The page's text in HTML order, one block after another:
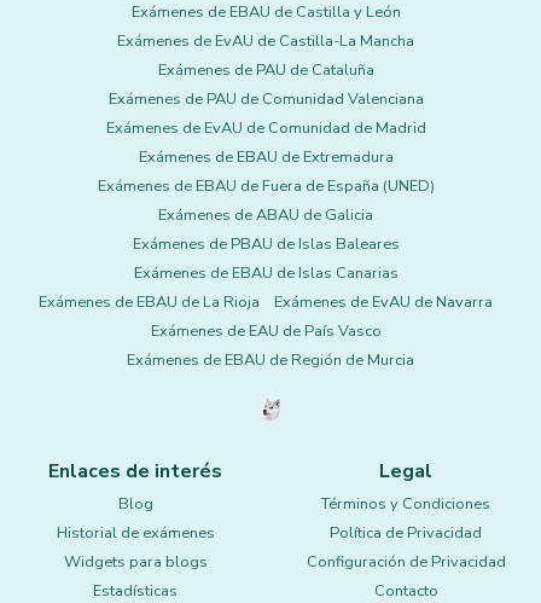
Exámenes de EBAU de Castilla y León
Exámenes de EvAU de Castilla-La Mancha
Exámenes de PAU de Cataluña
Exámenes de PAU de Comunidad Valenciana
Exámenes de EvAU de Comunidad de Madrid
Exámenes de EBAU de Extremadura
Exámenes de EBAU de Fuera de España (UNED)
Exámenes de ABAU de Galicia
Exámenes de PBAU de Islas Baleares
Exámenes de EBAU de Islas Canarias
Exámenes de EBAU de La Rioja
Exámenes de EvAU de Navarra
Exámenes de EAU de País Vasco
Exámenes de EBAU de Región de Murcia
Enlaces de interés
Blog
Historial de exámenes
Widgets para blogs
Estadísticas
Legal
Términos y Condiciones
Política de Privacidad
Configuración de Privacidad
Contacto